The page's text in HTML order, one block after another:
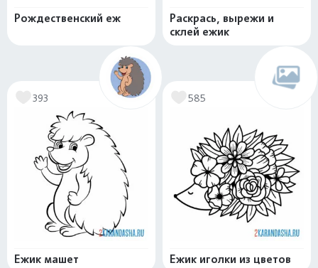
Рождественский еж
Раскрась, вырежи и
склей ежик
393
Ежик машет
585
Ежик иголки из цветов